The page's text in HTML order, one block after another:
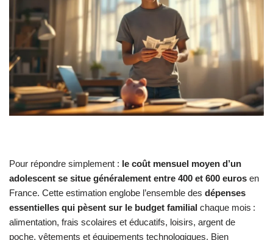
Pour répondre simplement : le coût mensuel moyen d’un
adolescent se situe généralement entre 400 et 600 euros en
France. Cette estimation englobe l’ensemble des dépenses
essentielles qui pèsent sur le budget familial chaque mois :
alimentation, frais scolaires et éducatifs, loisirs, argent de
poche, vêtements et équipements technologiques. Bien